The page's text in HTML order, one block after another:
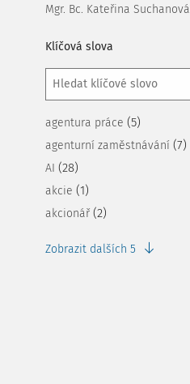
Mgr. Bc. Kateřina Suchanová
Klíčová slova
agentura práce (5)
agenturní zaměstnávání (7)
AI (28)
akcie (1)
akcionář (2)
Zobrazit dalších 5